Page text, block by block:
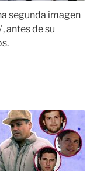
segunda imagen
antes de su